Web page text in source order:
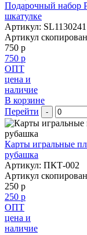
Подарочный набор
шкатулке
Артикул: SL1130241
Артикул скопирован
750 р
750 р
ОПТ
цена и
наличие
В корзине
Перейти
-
Карты игральные
рубашка
Артикул: ПКТ-002
Артикул скопирован
250 р
250 р
ОПТ
цена и
наличие